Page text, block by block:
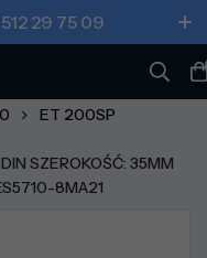
29 75 09
ET 200SP
SZEROKOŚĆ: 35MM
8MA21